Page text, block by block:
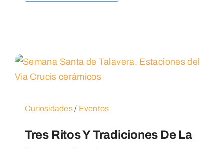
Curiosidades/ Eventos
Tres Ritos Y Tradiciones De La